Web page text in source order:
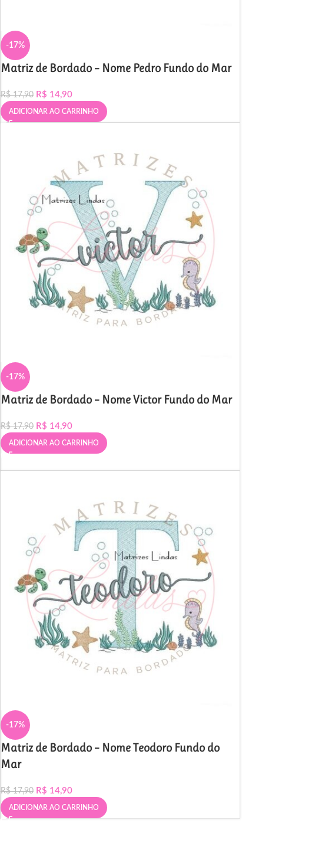
-17%
Matriz de Bordado – Nome Pedro Fundo do Mar
R$17,90 R$ 14,90
ADICIONAR AO CARRINHO
-17%
Matriz de Bordado – Nome Victor Fundo do Mar
R$17,90 R$ 14,90
ADICIONAR AO CARRINHO
-17%
Matriz de Bordado – Nome Teodoro Fundo do
Mar
R$17,90 R$ 14,90
ADICIONAR AO CARRINHO